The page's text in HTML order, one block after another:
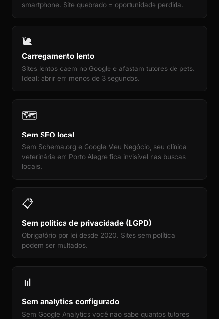
smartphone. Site quebrado = oportunidade perdida.
🐌
Carregamento lento
Sites lentos caem no Google e afastam tutores de pets.
Ideal: abrir em menos de 3 segundos.
🗺️
Sem SEO local
Sem Schema.org e Google Meu Negócio, seu clínica
veterinária em Porto Alegre fica invisível nas buscas
locais.
📋
Sem política de privacidade (LGPD)
Obrigatório por lei desde 2020. Sites sem política
podem ser multados.
📊
Sem analytics configurado
Sem Google Analytics você não sabe quantos tutores